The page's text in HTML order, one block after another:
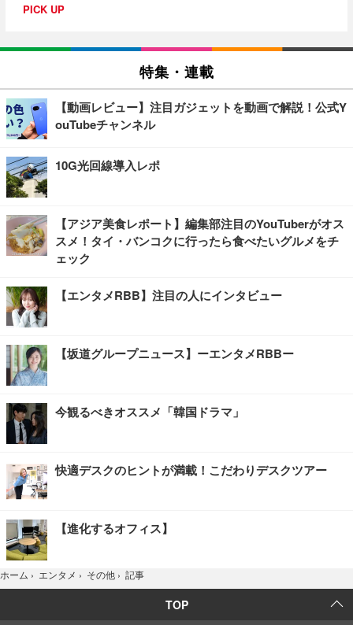
PICK UP
特集・連載
【動画レビュー】注目ガジェットを動画で解説！公式Y
ouTubeチャンネル
10G光回線導入レポ
【アジア美食レポート】編集部注目のYouTuberがオス
スメ！タイ・バンコクに行ったら食べたいグルメをチ
ェック
【エンタメRBB】注目の人にインタビュー
【坂道グループニュース】ーエンタメRBBー
今観るべきオススメ「韓国ドラマ」
快適デスクのヒントが満載！こだわりデスクツアー
【進化するオフィス】
ホーム › エンタメ › その他 › 記事
TOP